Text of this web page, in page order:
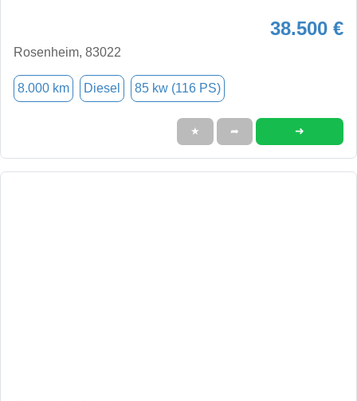
38.500 €
Rosenheim, 83022
8.000 km Diesel 85 kw (116 PS)
★ ➦ ➜